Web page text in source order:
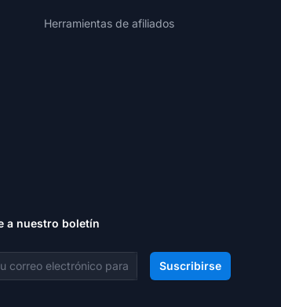
Herramientas de afiliados
a nuestro boletín
de correo electrónico Suscribirse